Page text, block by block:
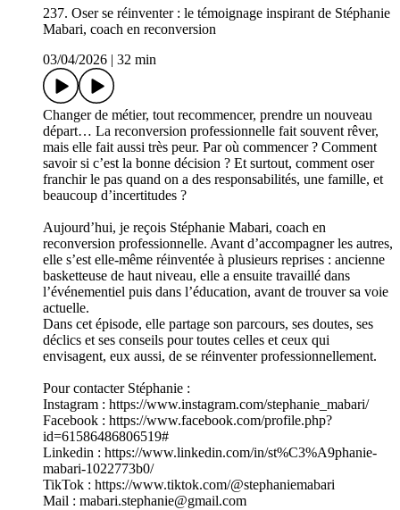
237. Oser se réinventer : le témoignage inspirant de Stéphanie
Mabari, coach en reconversion
03/04/2026
32 min
Changer de métier, tout recommencer, prendre un nouveau
départ… La reconversion professionnelle fait souvent rêver,
mais elle fait aussi très peur. Par où commencer ? Comment
savoir si c’est la bonne décision ? Et surtout, comment oser
franchir le pas quand on a des responsabilités, une famille, et
beaucoup d’incertitudes ?
Aujourd’hui, je reçois Stéphanie Mabari, coach en
reconversion professionnelle. Avant d’accompagner les autres,
elle s’est elle-même réinventée à plusieurs reprises : ancienne
basketteuse de haut niveau, elle a ensuite travaillé dans
l’événementiel puis dans l’éducation, avant de trouver sa voie
actuelle.
Dans cet épisode, elle partage son parcours, ses doutes, ses
déclics et ses conseils pour toutes celles et ceux qui
envisagent, eux aussi, de se réinventer professionnellement.
Pour contacter Stéphanie :
Instagram : https://www.instagram.com/stephanie_mabari/
Facebook : https://www.facebook.com/profile.php?
id=61586486806519#
Linkedin : https://www.linkedin.com/in/st%C3%A9phanie-
mabari-1022773b0/
TikTok : https://www.tiktok.com/@stephaniemabari
Mail : mabari.stephanie@gmail.com